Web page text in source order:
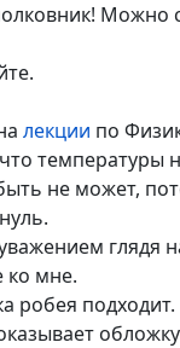
Можно
лекции по
температуры
не может,
глядя
мне.
робея подходит.